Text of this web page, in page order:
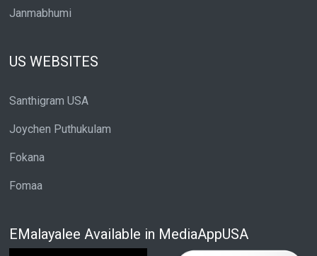
Janmabhumi
US WEBSITES
Santhigram USA
Joychen Puthukulam
Fokana
Fomaa
EMalayalee Available in MediaAppUSA